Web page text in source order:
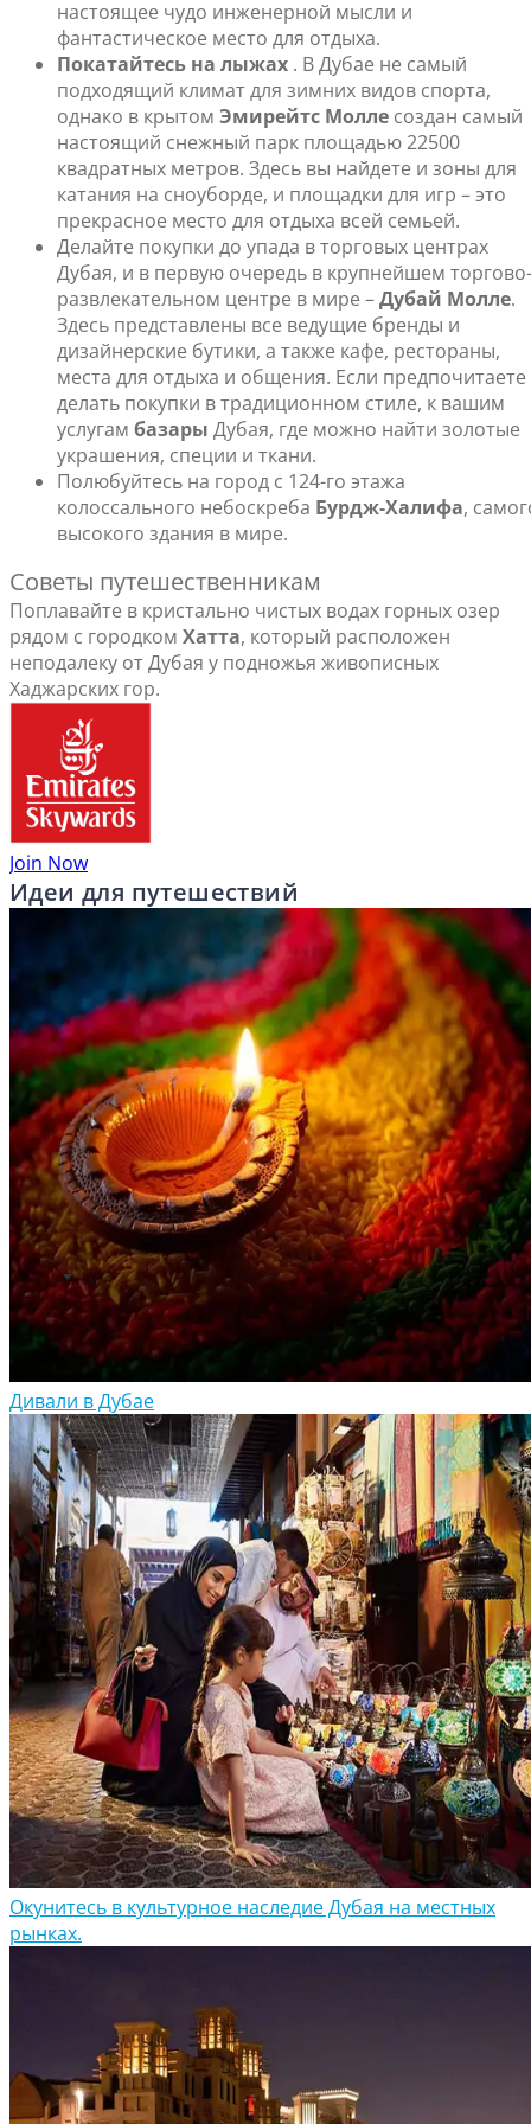
настоящее чудо инженерной мысли и
фантастическое место для отдыха.
Покатайтесь на лыжах . В Дубае не самый
подходящий климат для зимних видов спорта,
однако в крытом Эмирейтс Молле создан самый
настоящий снежный парк площадью 22500
квадратных метров. Здесь вы найдете и зоны для
катания на сноуборде, и площадки для игр – это
прекрасное место для отдыха всей семьей.
Делайте покупки до упада в торговых центрах
Дубая, и в первую очередь в крупнейшем торгово-
развлекательном центре в мире –Дубай Молле.
Здесь представлены все ведущие бренды и
дизайнерские бутики, а также кафе, рестораны,
места для отдыха и общения. Если предпочитаете
делать покупки в традиционном стиле, к вашим
услугам базары Дубая, где можно найти золотые
украшения, специи и ткани.
Полюбуйтесь на город с 124-го этажа
колоссального небоскреба Бурдж-Халифа,
высокого здания в мире.
Советы путешественникам
Поплавайте в кристально чистых водах горных озер
рядом с городком Хатта, который расположен
неподалеку от Дубая у подножья живописных
Хаджарских гор.
Join Now
Идеи для путешествий
Дивали в Дубае
Окунитесь в культурное наследие Дубая на местных
рынках.